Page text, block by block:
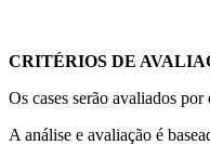
CRITÉRIOS DE
Os cases serão avaliados
A análise e avaliação é